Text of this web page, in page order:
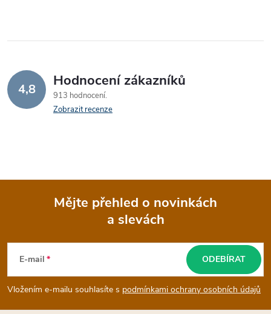
4,8 Hodnocení zákazníků
913 hodnocení
Zobrazit recenze
p
Mějte přehled o novinkách
a slevách
E-mail
Vložením e-mailu souhlasíte s podmínkami ochrany osobních údajů
ODEBÍRAT